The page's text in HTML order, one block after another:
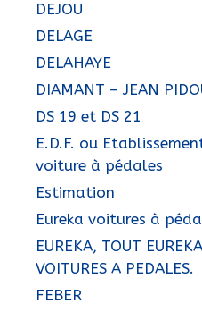
DEJOU
DELAGE
DELAHAYE
DIAMANT – JEAN
DS 19 et DS 21
E.D.F. ou
voiture à pédales
Estimation
Eureka voitures à
EUREKA, TOUT
VOITURES A PEDALES.
FEBER